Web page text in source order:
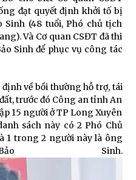
đạt quyết định khởi tố bị
Sinh (48 tuổi, Phó chủ tịch
Và Cơ quan CSĐT đã thi
Sinh để phục vụ công tác
về bồi thường hỗ trợ, tái
trước đó Công an tỉnh An
15 người ở TP Long Xuyên
sách này có 2 Phó Chủ
1 trong 2 người này là ông
Sinh.